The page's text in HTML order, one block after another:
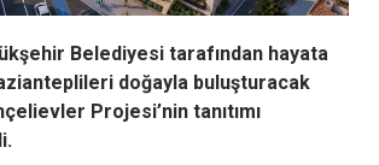
Belediyesi tarafından hayata
doğayla buluşturacak
Projesi’nin tanıtımı